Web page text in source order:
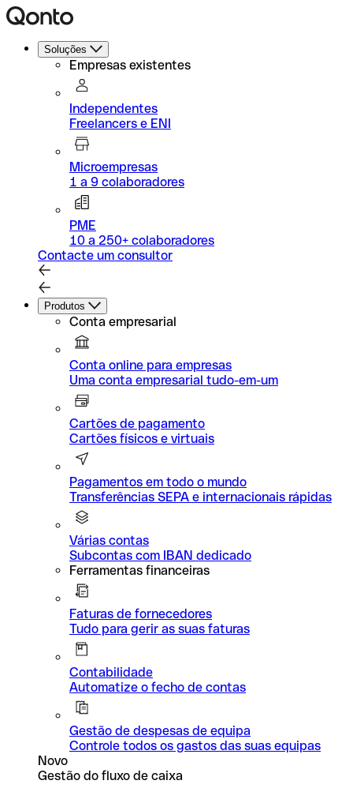
Soluções
Empresas existentes
Independentes
Freelancers e ENI
Microempresas
1 a 9 colaboradores
PME
10 a 250+ colaboradores
Contacte um consultor
Produtos
Conta empresarial
Conta online para empresas
Uma conta empresarial tudo-em-um
Cartões de pagamento
Cartões físicos e virtuais
Pagamentos em todo o mundo
Transferências SEPA e internacionais rápidas
Várias contas
Subcontas com IBAN dedicado
Ferramentas financeiras
Faturas de fornecedores
Tudo para gerir as suas faturas
Contabilidade
Automatize o fecho de contas
Gestão de despesas de equipa
Controle todos os gastos das suas equipas
Novo
Gestão do fluxo de caixa